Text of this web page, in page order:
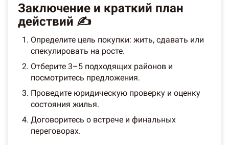
Заключение и краткий план
действий ✍️
Определите цель покупки: жить, сдавать или
спекулировать на росте.
Отберите 3–5 подходящих районов и
посмотритесь предложения.
Проведите юридическую проверку и оценку
состояния жилья.
Договоритесь о встрече и финальных
переговорах.